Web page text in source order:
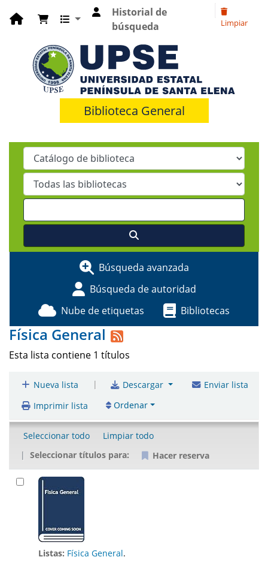
Historial de
búsqueda
Limpiar
Biblioteca General
Búsqueda avanzada
Búsqueda de autoridad
Nube de etiquetas
Bibliotecas
Física General
Esta lista contiene 1 títulos
Nueva lista | Descargar
Enviar lista
Imprimir lista
Ordenar
Seleccionar todo
Limpiar todo
Seleccionar títulos para:
Hacer reserva
Listas: Física General.